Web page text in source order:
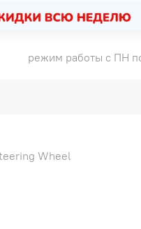
режим работы с ПН
Wheel